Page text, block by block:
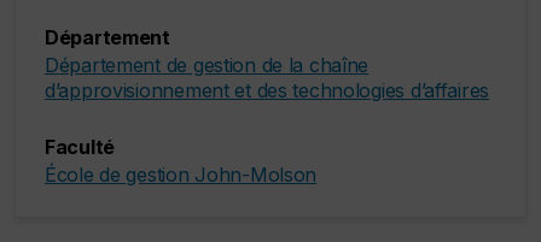
Département
Département de gestion de la chaîne
d’approvisionnement et des technologies d’affaires
Faculté
École de gestion John-Molson